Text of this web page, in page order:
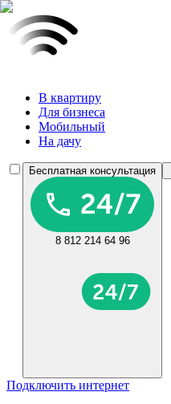
В квартиру
Для бизнеса
Мобильный
На дачу
Бесплатная консультация
8 812 214 64 96
Подключить интернет